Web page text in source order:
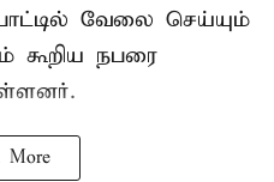
வேலை செய்யும்
கூறிய நபரை
More